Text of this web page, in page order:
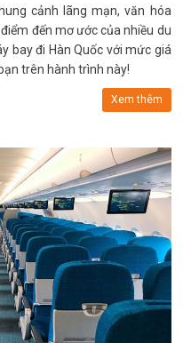
cảnh lãng mạn, văn hóa
đến mơ ước của nhiều du
bay đi Hàn Quốc với mức giá
trên hành trình này!
Xem thêm